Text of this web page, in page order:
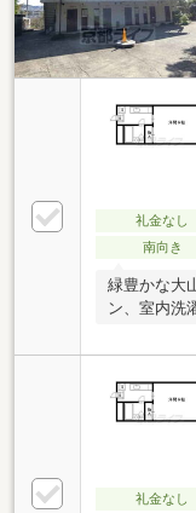
礼金なし
南向き
緑豊かな大
ン、室内洗
礼金なし